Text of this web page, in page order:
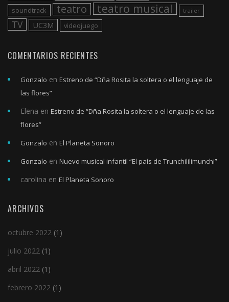
soundtrack teatro teatro musical trailer
TV UC3M videojuego
COMENTARIOS RECIENTES
Gonzalo en Estreno de “Dña Rosita la soltera o el lenguaje de
las flores”
Elena en Estreno de “Dña Rosita la soltera o el lenguaje de las
flores”
Gonzalo en El Planeta Sonoro
Gonzalo en Nuevo musical infantil “El país de Trunchililimunchi”
carolina en El Planeta Sonoro
ARCHIVOS
octubre 2022 (1)
julio 2022 (1)
abril 2022 (1)
febrero 2022 (1)